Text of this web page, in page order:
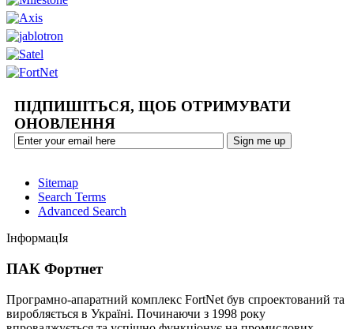
ПІДПИШІТЬСЯ, ЩОБ ОТРИМУВАТИ
ОНОВЛЕННЯ
Sitemap
Search Terms
Advanced Search
ІнформацІя
ПАК Фортнет
Програмно-апаратний комплекс FortNet був спроектований та
виробляється в Україні. Починаючи з 1998 року